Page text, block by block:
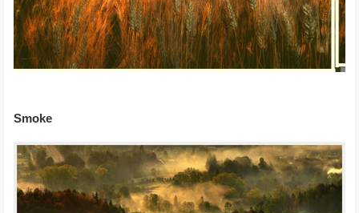
Smoke